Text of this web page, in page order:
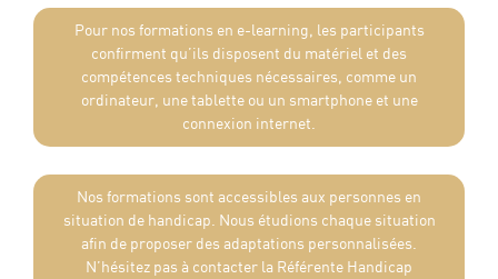
Pour nos formations en e-learning, les participants
confirment qu’ils disposent du matériel et des
compétences techniques nécessaires, comme un
ordinateur, une tablette ou un smartphone et une
connexion internet.
Nos formations sont accessibles aux personnes en
situation de handicap. Nous étudions chaque situation
afin de proposer des adaptations personnalisées.
N’hésitez pas à contacter la Référente Handicap